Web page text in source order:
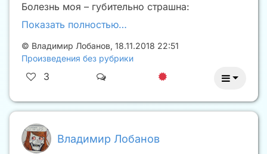
Болезнь моя – губительно страшна:
Показать полностью…
© Владимир Лобанов, 18.11.2018 22:51
Произведения без рубрики
3
Владимир Лобанов